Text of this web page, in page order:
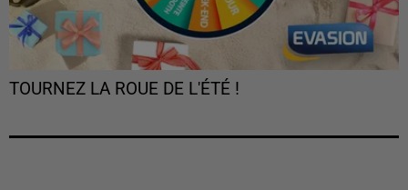
TOURNEZ LA ROUE DE L'ÉTÉ !